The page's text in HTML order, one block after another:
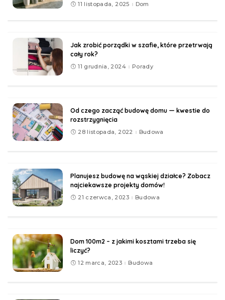
11 listopada, 2025 Dom
Jak zrobić porządki w szafie, które przetrwają
cały rok?
11 grudnia, 2024 Porady
Od czego zacząć budowę domu — kwestie do
rozstrzygnięcia
28 listopada, 2022 Budowa
Planujesz budowę na wąskiej działce? Zobacz
najciekawsze projekty domów!
21 czerwca, 2023 Budowa
Dom 100m2 – z jakimi kosztami trzeba się
liczyć?
12 marca, 2023 Budowa